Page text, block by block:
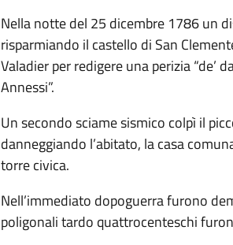
Nella notte del 25 dicembre 1786 un
risparmiando il castello di San
Valadier per redigere una perizia “de’
Annessi”.
Un secondo sciame sismico colpì il
danneggiando l’abitato, la casa
torre civica.
Nell’immediato dopoguerra furono
poligonali tardo quattrocenteschi